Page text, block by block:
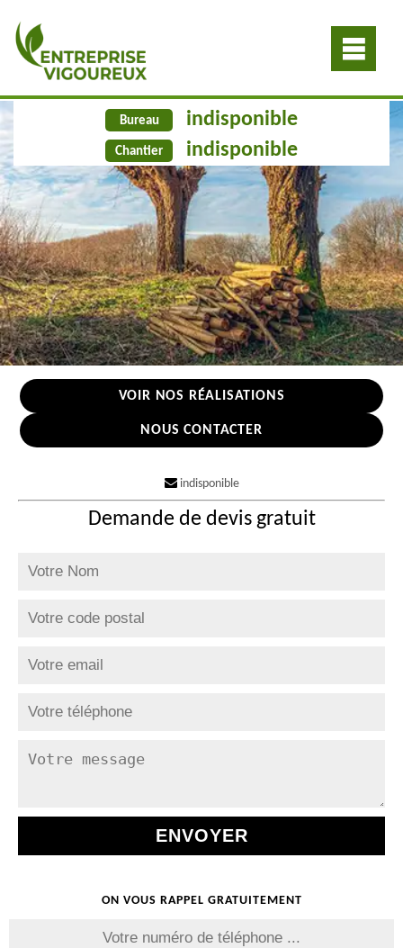
Bureau indisponible
Chantier indisponible
VOIR NOS RÉALISATIONS
NOUS CONTACTER
indisponible
Demande de devis gratuit
ON VOUS RAPPEL GRATUITEMENT